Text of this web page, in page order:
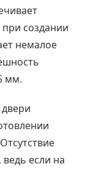
создании
немалое
мм.
если на